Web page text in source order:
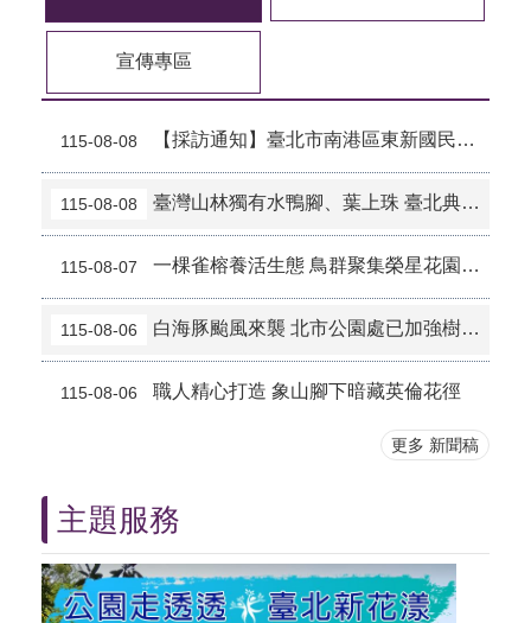
宣傳專區
115-08-08 【採訪通知】臺北市南港區東新國民小學校舍改建工程第二期活動中心工程
115-08-08 臺灣山林獨有水鴨腳、葉上珠 臺北典藏植物園充滿「原」氣
115-08-07 一棵雀榕養活生態 鳥群聚集榮星花園吃buffet
115-08-06 白海豚颱風來襲 北市公園處已加強樹木、路燈防災
115-08-06 職人精心打造 象山腳下暗藏英倫花徑
更多 新聞稿
主題服務